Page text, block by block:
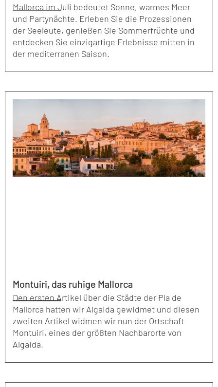
Mallorca im Juli bedeutet Sonne, warmes Meer
und Partynächte. Erleben Sie die Prozessionen
der Seeleute, genießen Sie Sommerfrüchte und
entdecken Sie einzigartige Erlebnisse mitten in
der mediterranen Saison.
Montuiri, das ruhige Mallorca
Den ersten Artikel über die Städte der Pla de
Mallorca hatten wir Algaida gewidmet und diesen
zweiten Artikel widmen wir nun der Ortschaft
Montuiri, eines der größten Nachbarorte von
Algaida.